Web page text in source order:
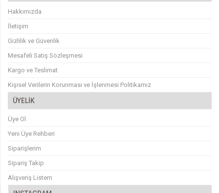
Hakkımızda
İletişim
Gizlilik ve Güvenlik
Mesafeli Satış Sözleşmesi
Kargo ve Teslimat
Kişisel Verilerin Korunması ve İşlenmesi Politikamız
ÜYELİK
Üye Ol
Yeni Üye Rehberi
Siparişlerim
Sipariş Takip
Alışveriş Listem